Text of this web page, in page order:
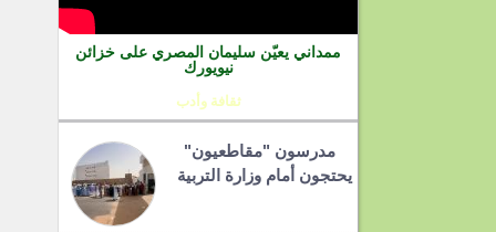
ممداني يعيّن سليمان المصري على خزائن
نيويورك
ثقافة وأدب
مدرسون "مقاطعيون"
يحتجون أمام وزارة التربية